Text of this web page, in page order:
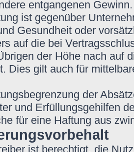
entgangenen Gewinn.
ist gegenüber
Gesundheit oder
auf die bei
der Höhe nach auf
Dies gilt auch für
der
und Erfüllungsgehilfen
für eine Haftung aus
ist berechtigt, die